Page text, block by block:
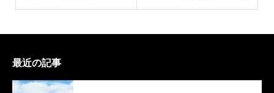
最近の記事